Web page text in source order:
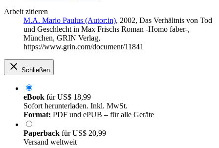
Arbeit zitieren
M.A. Mario Paulus (Autor:in), 2002, Das Verhältnis von Tod
und Geschlecht in Max Frischs Roman -Homo faber-,
München, GRIN Verlag,
https://www.grin.com/document/11841
Schließen
eBook fürUS$ 18,99
Sofort herunterladen. Inkl. MwSt.
Format: PDF und ePUB – für alle Geräte
Paperback fürUS$ 20,99
Versand weltweit